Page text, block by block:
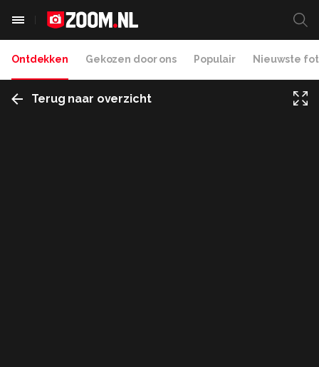
Ontdekken Gekozen door ons Populair Nieuwste
Terug naar overzicht